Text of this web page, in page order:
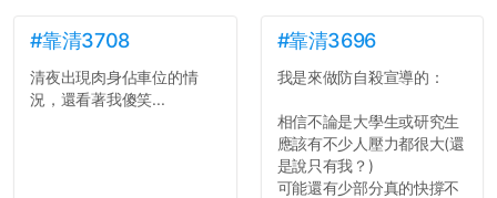
#靠清3708
清夜出現肉身佔車位的情
況，還看著我傻笑...
#靠清3696
我是來做防自殺宣導的：
相信不論是大學生或研究生
應該有不少人壓力都很大(還
是說只有我？)
可能還有少部分真的快撐不